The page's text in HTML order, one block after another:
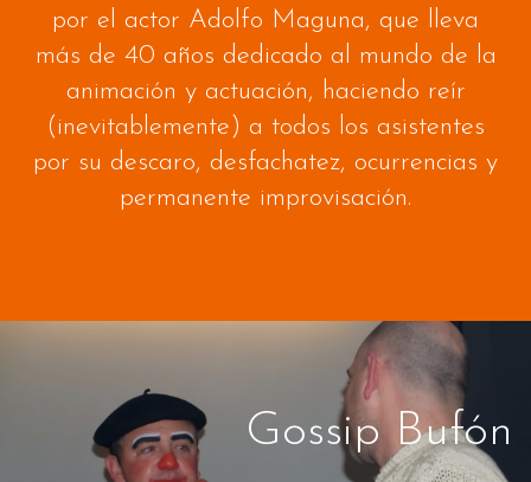
por el actor Adolfo Maguna, que lleva
más de 40 años dedicado al mundo de la
animación y actuación, haciendo reír
(inevitablemente) a todos los asistentes
por su descaro, desfachatez, ocurrencias y
permanente improvisación.
Gossip Bufón